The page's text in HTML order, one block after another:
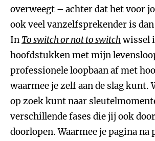
overweegt – achter dat het voor
ook veel vanzelfsprekender is
In To switch or not to switchwissel
hoofdstukken met mijn
professionele loopbaan af met
waarmee je zelf aan de slag kunt.
op zoek kunt naar
verschillende fases die jij ook
doorlopen. Waarmee je pagina na